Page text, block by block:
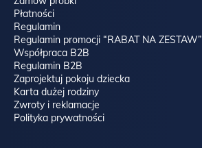
Płatności
Regulamin
Regulamin promocji “RABAT NA ZESTAW”
Współpraca B2B
Regulamin B2B
Zaprojektuj pokoju dziecka
Karta dużej rodziny
Zwroty i reklamacje
Polityka prywatności